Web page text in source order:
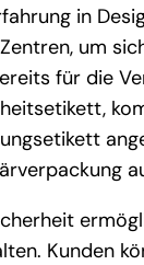
in
um
für die
Kunden